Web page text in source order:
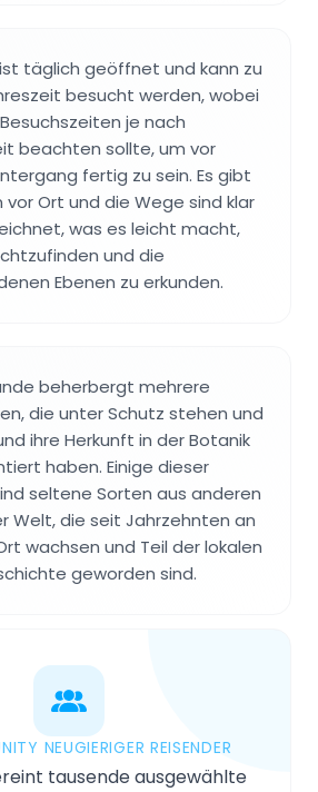
ist täglich geöffnet und kann zu
besucht werden, wobei
je nach
beachten sollte, um vor
fertig zu sein. Es gibt
Ort und die Wege sind klar
was es leicht macht,
und die
Ebenen zu erkunden.
beherbergt mehrere
die unter Schutz stehen und
ihre Herkunft in der Botanik
haben. Einige dieser
seltene Sorten aus anderen
Welt, die seit Jahrzehnten an
wachsen und Teil der lokalen
geworden sind.
NEUGIERIGER REISENDER
tausende ausgewählte